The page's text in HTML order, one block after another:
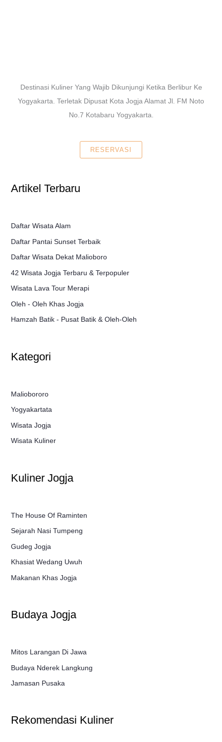
Destinasi Kuliner Yang Wajib Dikunjungi Ketika Berlibur Ke
Yogyakarta. Terletak Dipusat Kota Jogja Alamat Jl. FM Noto
No.7 Kotabaru Yogyakarta.
RESERVASI
Artikel Terbaru
Daftar Wisata Alam
Daftar Pantai Sunset Terbaik
Daftar Wisata Dekat Malioboro
42 Wisata Jogja Terbaru & Terpopuler
Wisata Lava Tour Merapi
Oleh - Oleh Khas Jogja
Hamzah Batik - Pusat Batik & Oleh-Oleh
Kategori
Maliobororo
Yogyakartata
Wisata Jogja
Wisata Kuliner
Kuliner Jogja
The House Of Raminten
Sejarah Nasi Tumpeng
Gudeg Jogja
Khasiat Wedang Uwuh
Makanan Khas Jogja
Budaya Jogja
Mitos Larangan Di Jawa
Budaya Nderek Langkung
Jamasan Pusaka
Rekomendasi Kuliner